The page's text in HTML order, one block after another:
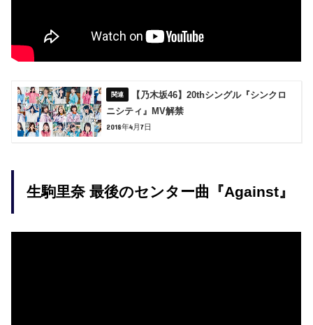
【乃木坂46】20thシングル『シンクロ
ニシティ』MV解禁
2018年4月7日
生駒里奈 最後のセンター曲『Against』